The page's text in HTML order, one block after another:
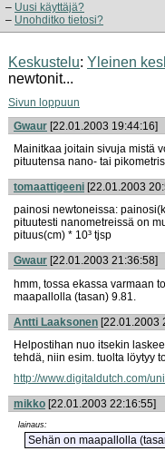
Uusi käyttäjä?
Unohditko tietosi?
Keskustelu: Yleinen
newtonit...
Sivun loppuun
Gwaur [22.01.2003 19:44:16]
Mainitkaa joitain sivuja mistä
pituutensa nano- tai
tomaattigeeni [22.01.2003
painosi newtoneissa:
pituutesti nanometreissä on
pituus(cm) * 10³ tjsp
Gwaur [22.01.2003 21:36:58]
hmm, tossa ekassa varmaan
maapallolla (tasan) 9.81.
Antti Laaksonen [22.01.2003
Helpostihan nuo itsekin
tehdä, niin esim. tuolta löytyy
http://www.digitaldutch.com/
mikko [22.01.2003 22:16:55]
lainaus:
Sehän on maapallolla